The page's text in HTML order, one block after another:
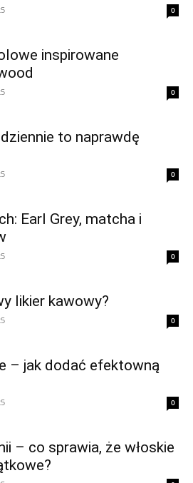
0
inspirowane
0
to naprawdę
0
Earl Grey, matcha i
0
likier kawowy?
0
– jak dodać efektowną
0
– co sprawia, że włoskie